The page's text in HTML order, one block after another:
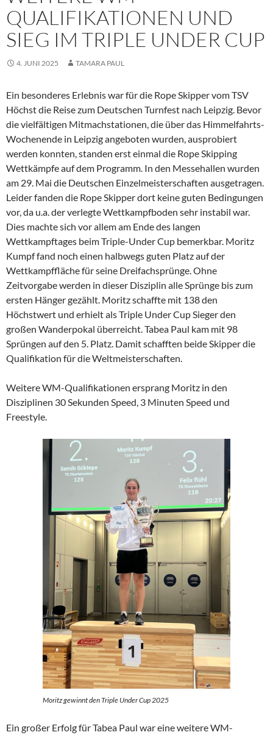
QUALIFIKATIONEN UND
SIEG IM TRIPLE UNDER CUP
4. JUNI 2025 TAMARA PAUL
Ein besonderes Erlebnis war für die Rope Skipper vom TSV
Höchst die Reise zum Deutschen Turnfest nach Leipzig. Bevor
die vielfältigen Mitmachstationen, die über das Himmelfahrts-
Wochenende in Leipzig angeboten wurden, ausprobiert
werden konnten, standen erst einmal die Rope Skipping
Wettkämpfe auf dem Programm. In den Messehallen wurden
am 29. Mai die Deutschen Einzelmeisterschaften ausgetragen.
Leider fanden die Rope Skipper dort keine guten Bedingungen
vor, da u.a. der verlegte Wettkampfboden sehr instabil war.
Dies machte sich vor allem am Ende des langen
Wettkampftages beim Triple-Under Cup bemerkbar. Moritz
Kumpf fand noch einen halbwegs guten Platz auf der
Wettkampffläche für seine Dreifachsprünge. Ohne
Zeitvorgabe werden in dieser Disziplin alle Sprünge bis zum
ersten Hänger gezählt. Moritz schaffte mit 138 den
Höchstwert und erhielt als Triple Under Cup Sieger den
großen Wanderpokal überreicht. Tabea Paul kam mit 98
Sprüngen auf den 5. Platz. Damit schafften beide Skipper die
Qualifikation für die Weltmeisterschaften.
Weitere WM-Qualifikationen ersprang Moritz in den
Disziplinen 30 Sekunden Speed, 3 Minuten Speed und
Freestyle.
Moritz gewinnt den Triple Under Cup 2025
Ein großer Erfolg für Tabea Paul war eine weitere WM-